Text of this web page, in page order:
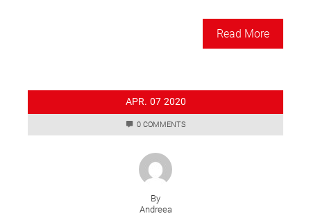
Read More
APR. 07 2020
0 COMMENTS
By
Andreea